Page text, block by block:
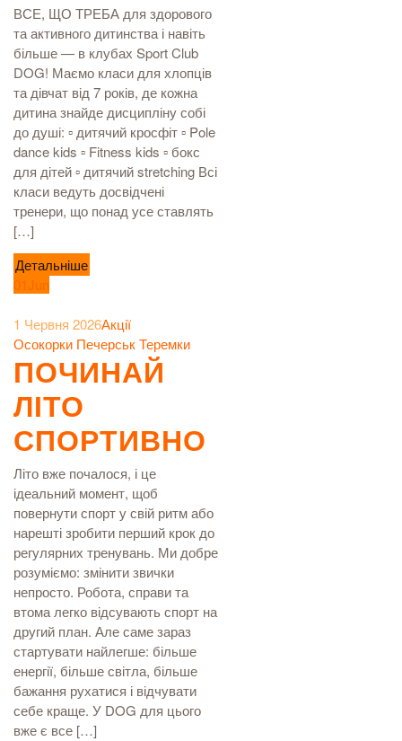
ВСЕ, ЩО ТРЕБА для здорового
та активного дитинства і навіть
більше — в клубах Sport Club
DOG! Маємо класи для хлопців
та дівчат від 7 років, де кожна
дитина знайде дисципліну собі
до душі: ▫️ дитячий кросфіт ▫️ Pole
dance kids ▫️ Fitness kids ▫️ бокс
для дітей ▫️ дитячий stretching Всі
класи ведуть досвідчені
тренери, що понад усе ставлять
[…]
Детальніше
01Jun
1 Червня 2026Акції
Осокорки ПечерськТеремки
ПОЧИНАЙ
ЛІТО
СПОРТИВНО
Літо вже почалося, і це
ідеальний момент, щоб
повернути спорт у свій ритм або
нарешті зробити перший крок до
регулярних тренувань. Ми добре
розуміємо: змінити звички
непросто. Робота, справи та
втома легко відсувають спорт на
другий план. Але саме зараз
стартувати найлегше: більше
енергії, більше світла, більше
бажання рухатися і відчувати
себе краще. У DOG для цього
вже є все […]